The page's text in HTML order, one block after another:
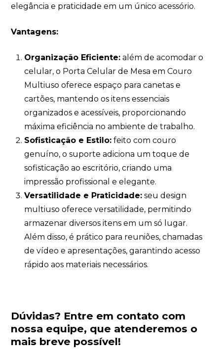
elegância e praticidade em um único acessório.
Vantagens:
Organização Eficiente:além de acomodar o
celular, o Porta Celular de Mesa em Couro
Multiuso oferece espaço para canetas e
cartões, mantendo os itens essenciais
organizados e acessíveis, proporcionando
máxima eficiência no ambiente de trabalho.
Sofisticação e Estilo:feito com couro
genuíno, o suporte adiciona um toque de
sofisticação ao escritório, criando uma
impressão profissional e elegante.
Versatilidade e Praticidade:seu design
multiuso oferece versatilidade, permitindo
armazenar diversos itens em um só lugar.
Além disso, é prático para reuniões, chamadas
de vídeo e apresentações, garantindo acesso
rápido aos materiais necessários.
Dúvidas? Entre em contato com
nossa equipe, que atenderemos o
mais breve possível!